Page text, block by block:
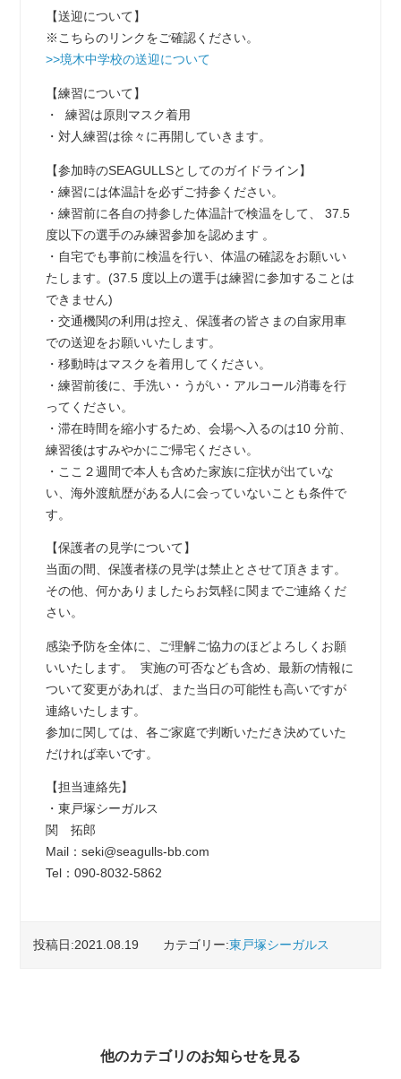
【送迎について】
※こちらのリンクをご確認ください。
>>境木中学校の送迎について
【練習について】
・ 練習は原則マスク着用
・対人練習は徐々に再開していきます。
【参加時のSEAGULLSとしてのガイドライン】
・練習には体温計を必ずご持参ください。
・練習前に各自の持参した体温計で検温をして、 37.5
度以下の選手のみ練習参加を認めます 。
・自宅でも事前に検温を行い、体温の確認をお願いい
たします。(37.5 度以上の選手は練習に参加することは
できません)
・交通機関の利用は控え、保護者の皆さまの自家用車
での送迎をお願いいたします。
・移動時はマスクを着用してください。
・練習前後に、手洗い・うがい・アルコール消毒を行
ってください。
・滞在時間を縮小するため、会場へ入るのは10 分前、
練習後はすみやかにご帰宅ください。
・ここ２週間で本人も含めた家族に症状が出ていな
い、海外渡航歴がある人に会っていないことも条件で
す。
【保護者の見学について】
当面の間、保護者様の見学は禁止とさせて頂きます。
その他、何かありましたらお気軽に関までご連絡くだ
さい。
感染予防を全体に、ご理解ご協力のほどよろしくお願
いいたします。 実施の可否なども含め、最新の情報に
ついて変更があれば、また当日の可能性も高いですが
連絡いたします。
参加に関しては、各ご家庭で判断いただき決めていた
だければ幸いです。
【担当連絡先】
・東戸塚シーガルス
関 拓郎
Mail：seki@seagulls-bb.com
Tel：090-8032-5862
投稿日:2021.08.19 カテゴリー:東戸塚シーガルス
他のカテゴリのお知らせを見る